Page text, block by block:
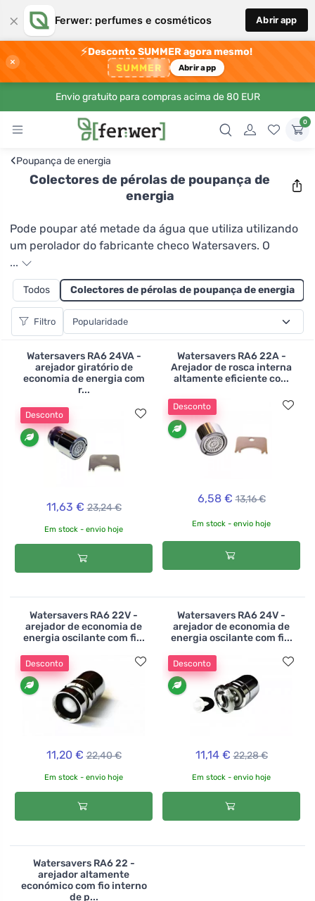
× Ferwer: perfumes e cosméticos Abrir app
×
⚡Desconto SUMMER agora mesmo!
SUMMER Abrir app
Envio gratuito para compras acima de 80 EUR
0
‹Poupança de energia
Colectores de pérolas de poupança de
energia
Pode poupar até metade da água que utiliza utilizando
um perolador do fabricante checo Watersavers. O
acessório é simplesmente enfiado numa torneira
convencional. Graças à sua tecnologia patenteada,
mistura a água que entra com as bolhas de ar, "fluindo"
assim. Uma menor quantidade de água cria, portanto,
um fluxo maior. O borbulhador irá durar até 20 anos,
Portanto, as poupanças são realmente grandes, e não
apenas na sua carteira. Porque ao poupar água, está
também a poupar o ambiente.
>br>
...
Todos Colectores de pérolas de poupança de energia
Filtro
Watersavers RA6 24VA -
arejador giratório de
economia de energia com
r...
Desconto
11,63 € 23,24 €
Em stock - envio hoje
Watersavers RA6 22A -
Arejador de rosca interna
altamente eficiente co...
Desconto
6,58 € 13,16 €
Em stock - envio hoje
Watersavers RA6 22V -
arejador de economia de
energia oscilante com fi...
Desconto
11,20 € 22,40 €
Em stock - envio hoje
Watersavers RA6 24V -
arejador de economia de
energia oscilante com fi...
Desconto
11,14 € 22,28 €
Em stock - envio hoje
Watersavers RA6 22 -
arejador altamente
económico com fio interno
de p...